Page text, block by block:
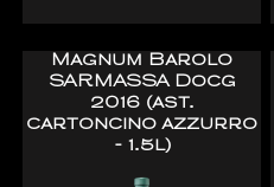
Magnum Barolo
SARMASSA Docg
2016 (ast.
cartoncino azzurro
- 1.5l)